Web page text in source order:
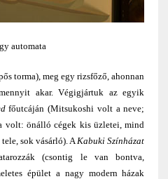
automata
torma), meg egy rizsfőző, ahonnan
akar. Végigjártuk az egyik
főutcáján (Mitsukoshi volt a neve;
volt: önálló cégek kis üzletei, mind
sok vásárló). A Kabuki Színházat
(csontig le van bontva,
épület a nagy modern házak